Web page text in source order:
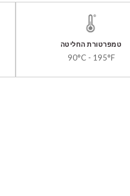
טמפרטורת החליטה
90°C - 195°F